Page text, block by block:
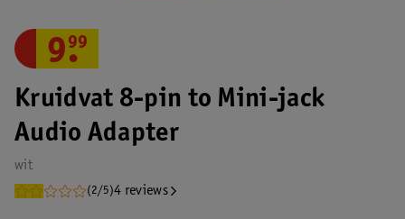
Kruidvat 8-pin to Mini-jack
Audio Adapter
wit
(2/5)4 reviews
9.
99